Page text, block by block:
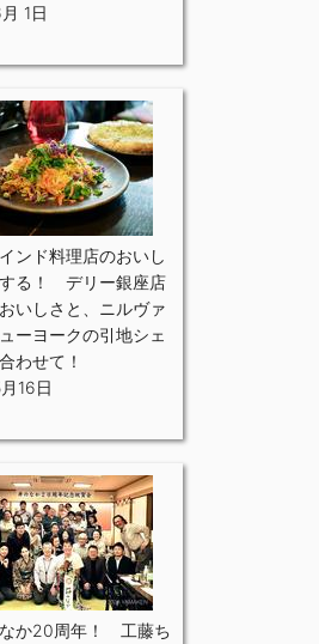
1日
ンド料理店のおいし
る！ デリー銀座店
いしさと、ニルヴァ
ーヨークの引地シェ
わせて！
16日
か20周年！ 工藤ち